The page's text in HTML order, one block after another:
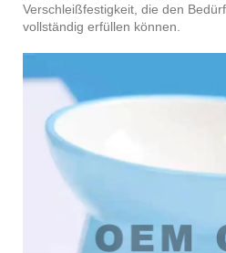
Verschleißfestigkeit, die den
vollständig erfüllen können.